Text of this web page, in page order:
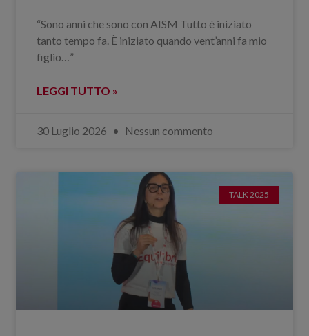
“Sono anni che sono con AISM Tutto è iniziato
tanto tempo fa. È iniziato quando vent’anni fa mio
figlio…”
LEGGI TUTTO »
30 Luglio 2026 Nessun commento
TALK 2025